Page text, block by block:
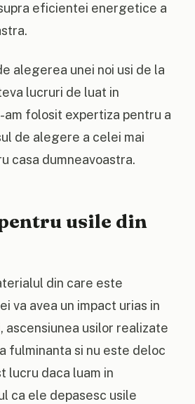
eficientei energetice a
alegerea unei noi usi de la
lucruri de luat in
am folosit expertiza pentru a
de alegere a celei mai
casa dumneavoastra.
usile din
din care este
va avea un impact urias in
ascensiunea usilor realizate
fulminanta si nu este deloc
lucru daca luam in
ca ele depasesc usile